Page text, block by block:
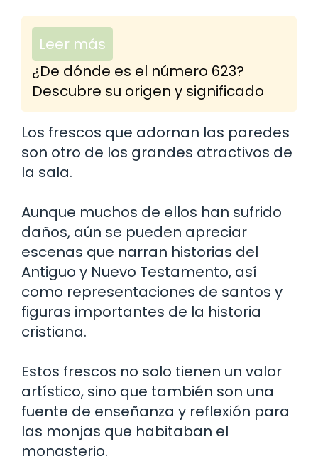
Leer más
¿De dónde es el número 623?
Descubre su origen y significado
Los frescos que adornan las paredes
son otro de los grandes atractivos de
la sala.
Aunque muchos de ellos han sufrido
daños, aún se pueden apreciar
escenas que narran historias del
Antiguo y Nuevo Testamento, así
como representaciones de santos y
figuras importantes de la historia
cristiana.
Estos frescos no solo tienen un valor
artístico, sino que también son una
fuente de enseñanza y reflexión para
las monjas que habitaban el
monasterio.